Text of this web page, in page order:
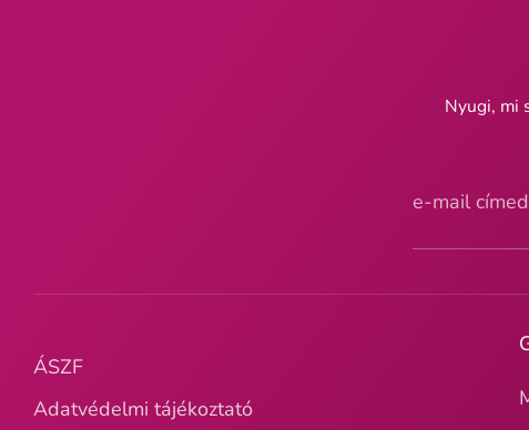
Nyugi, mi
e-mail címed
ÁSZF
Adatvédelmi tájékoztató